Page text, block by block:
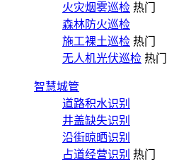
火灾烟雾巡检 热门
森林防火巡检
施工裸土巡检 热门
无人机光伏巡检 热门
智慧城管
道路积水识别
井盖缺失识别
沿街晾晒识别
占道经营识别 热门